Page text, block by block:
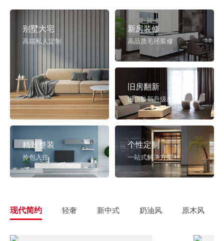
别墅大宅
高端私人定制
新房装修
高品质毛坯装修
旧房翻新
旧房焕新升级改造
精致整装
拎包入住
个性定制
一站式解决方案
现代简约 轻奢 新中式 奶油风 原木风